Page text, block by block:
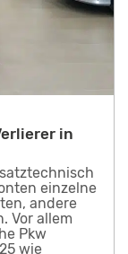
in
einzelne
andere
Vor allem
Pkw
wie